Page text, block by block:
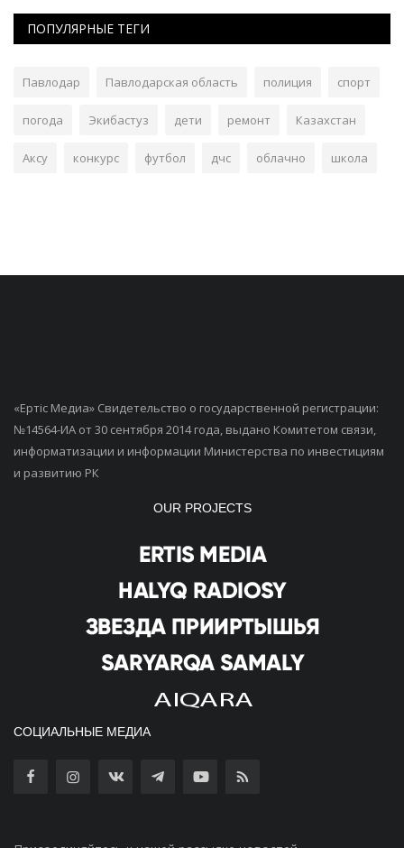
ПОПУЛЯРНЫЕ ТЕГИ
Павлодар Павлодарская область полиция спорт
погода Экибастуз дети ремонт Казахстан
Аксу конкурс футбол дчс облачно школа
«Ертiс Медиа» Свидетельство о государственной регистрации:
№14564-ИА от 30 сентября 2014 года, выдано Комитетом связи,
информатизации и информации Министерства по инвестициям
и развитию РК
OUR PROJECTS
СОЦИАЛЬНЫЕ МЕДИА